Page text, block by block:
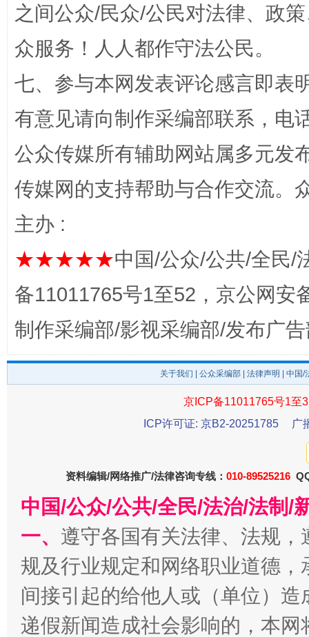
“蜀中异人”王建安的艺术幻境
完善运行机制助力责任有效落实 一纸欠
东山县通报“牛蛙产品抗生素超标问题” 法
之间公众/民众/公民对法律、政
众服务！人人都作守法公民。
七、参与本网发表评论感言即表
有意见请向制作采编部联系，电
公众传媒所有辅助网站属多元发
传媒网的支持帮助与合作交流。
主办 :
★★★★★中国/公众/公共/全民/
备11011765号1至52，京公网安
制作采编部/影视采编部/发布广
关于我们 公众采编部 法律声明 | 中国
京ICP备11011765号1至
ICP许可证: 京B2-20251785
广
资料编辑/网络推广/法律咨询专线： 010-89525216
中国/公众/公共/全民/法治/法制/
一、 遵守各国有关法律、法规
规及行业规定和网络职业道德
间接引起的给他人或（单位）
递假新闻造成社会影响的，本